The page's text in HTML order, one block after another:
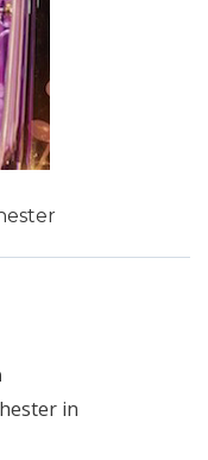
in